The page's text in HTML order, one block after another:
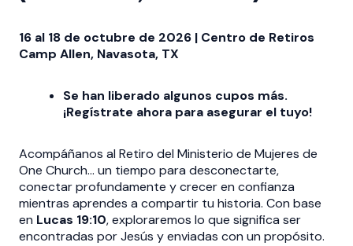
16 al 18 de octubre de 2026 | Centro de Retiros
Camp Allen, Navasota, TX
Se han liberado algunos cupos más.
¡Regístrate ahora para asegurar el tuyo!
Acompáñanos al Retiro del Ministerio de Mujeres de
One Church... un tiempo para desconectarte,
conectar profundamente y crecer en confianza
mientras aprendes a compartir tu historia. Con base
en Lucas 19:10, exploraremos lo que significa ser
encontradas por Jesús y enviadas con un propósito.